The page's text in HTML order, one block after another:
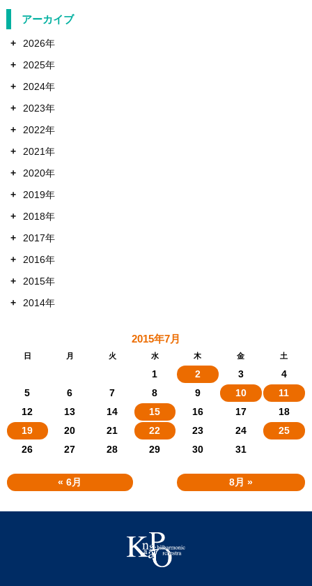
アーカイブ
+
2026年
+
2025年
+
2024年
+
2023年
+
2022年
+
2021年
+
2020年
+
2019年
+
2018年
+
2017年
+
2016年
+
2015年
+
2014年
2015年7月
日 月 火 水 木 金 土
« 6月 8月 »
1 2 3
4
5
6 7 8 9 10
11
12
13 14 15 16 17
18
19
20 21 22 23 24
25
26
27 28 29 30 31